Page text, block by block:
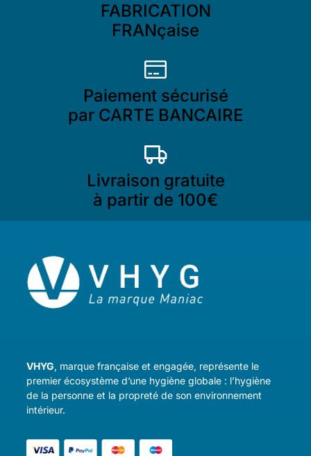
FABRICATION
FRANçaise
Paiement sécurisé
par CARTE BANCAIRE
Livraison gratuite
à partir de 100€
VHYG, marque française et engagée, représente le
premier écosystème d’une hygiène globale : l’hygiène
de la personne et la propreté de son environnement
intérieur.